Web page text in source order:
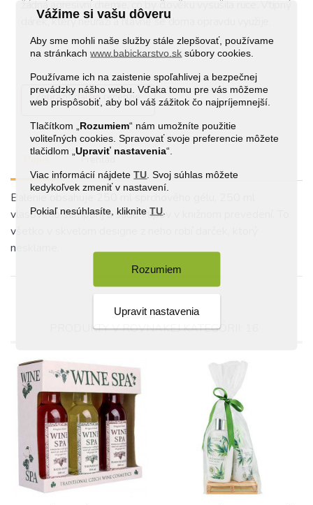
Vážime si vašu dôveru
Aby sme mohli naše služby stále zlepšovať, používame
na stránkachwww.babickarstvo.sk súbory cookies.
Používame ich na zaistenie spoľahlivej a bezpečnej
prevádzky nášho webu. Vďaka tomu pre vás môžeme
web prispôsobiť, aby bol váš zážitok čo najpríjemnejší.
Tlačítkom „ Rozumiem“ nám umožníte použitie
voliteľných cookies. Spravovať svoje preferencie môžete
tlačidlom „Upraviť nastavenia“.
Viac informácií nájdete TU . Svoj súhlas môžete
kedykoľvek zmeniť v nastavení.
Pokiaľ nesúhlasíte, klikniteTU
Rozumiem
Upravit nastavenia
Prehľad
Balenie obsahuje 250 ml sprchového gélu, 250 ml
vlasového šampónj a sadu vtipov v knižnom prevedení. To
všetko v skvelom designe z neho robí darček, ktorý
nesklame.
žádná agresivní chemie, co by člověku vysušila ruce. Vtipný
dárek, který neurazí a hlavně se doma opravdu využije.
Zobraziť ďalšie recenzie
PRODUKTY V ROVNAKEJ KATEGÓRII: 16